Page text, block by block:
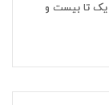
یک تا بیست و